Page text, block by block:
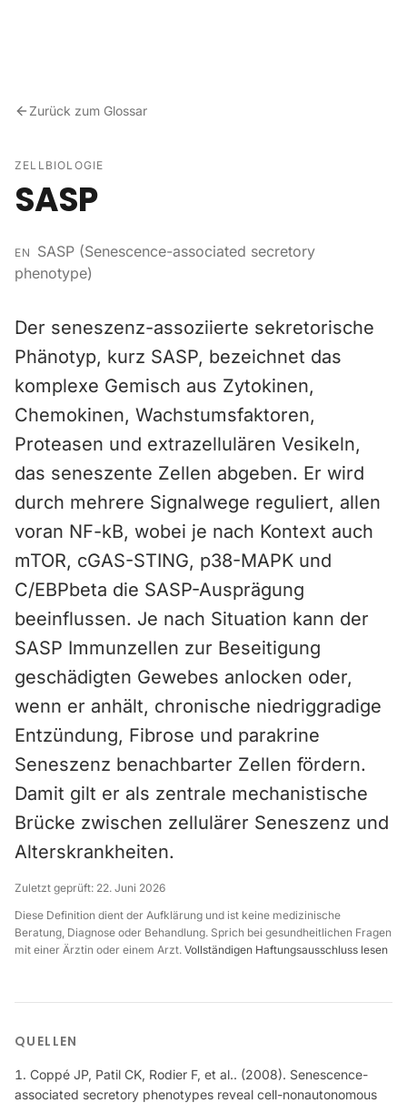
Zurück zum Glossar
ZELLBIOLOGIE
SASP
EN
SASP (Senescence-associated secretory
phenotype)
Der seneszenz-assoziierte sekretorische
Phänotyp, kurz SASP, bezeichnet das
komplexe Gemisch aus Zytokinen,
Chemokinen, Wachstumsfaktoren,
Proteasen und extrazellulären Vesikeln,
das seneszente Zellen abgeben. Er wird
durch mehrere Signalwege reguliert, allen
voran NF-kB, wobei je nach Kontext auch
mTOR, cGAS-STING, p38-MAPK und
C/EBPbeta die SASP-Ausprägung
beeinflussen. Je nach Situation kann der
SASP Immunzellen zur Beseitigung
geschädigten Gewebes anlocken oder,
wenn er anhält, chronische niedriggradige
Entzündung, Fibrose und parakrine
Seneszenz benachbarter Zellen fördern.
Damit gilt er als zentrale mechanistische
Brücke zwischen zellulärer Seneszenz und
Alterskrankheiten.
Zuletzt geprüft: 22. Juni 2026
Diese Definition dient der Aufklärung und ist keine medizinische
Beratung, Diagnose oder Behandlung. Sprich bei gesundheitlichen Fragen
mit einer Ärztin oder einem Arzt. Vollständigen Haftungsausschluss lesen
QUELLEN
Coppé JP, Patil CK, Rodier F, et al.. (2008). Senescence-
associated secretory phenotypes reveal cell-nonautonomous